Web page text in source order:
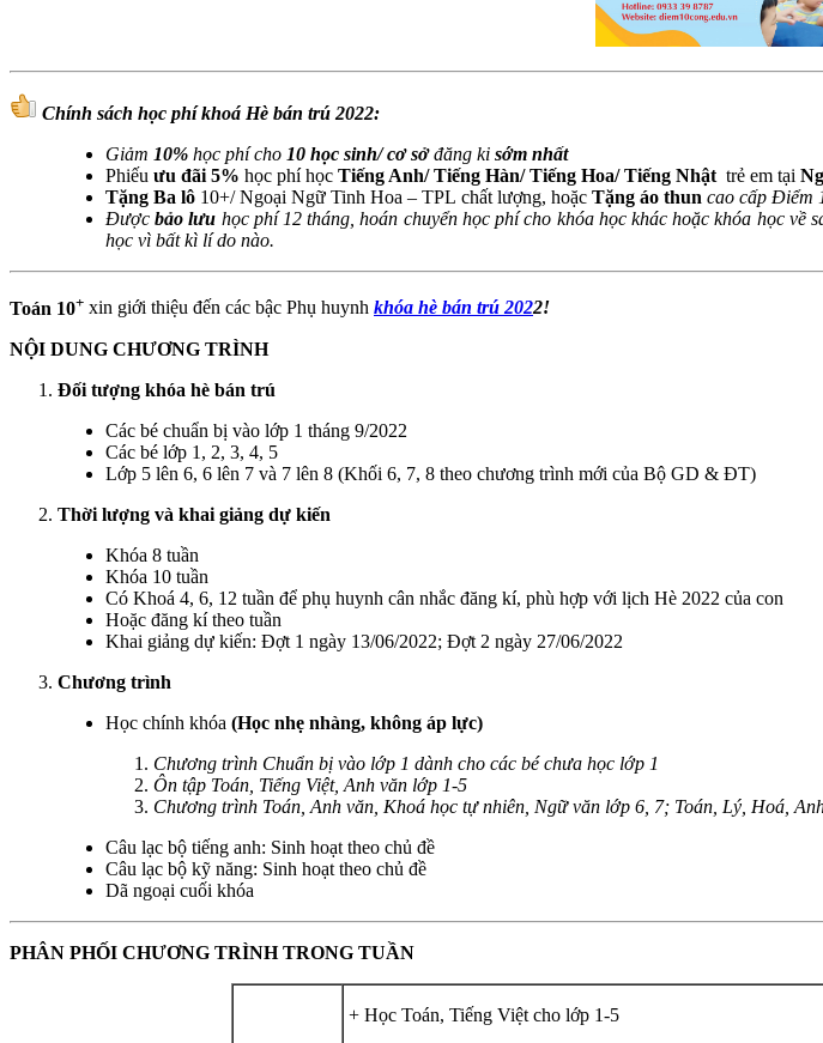
Chính sách học phí khoá Hè bán trú 2022:
Giảm 10% học phí cho 10 học sinh/ cơ sởđăng ki sớm nhất
Phiếu ưu đãi 5% học phí học Tiếng Anh/ Tiếng Hàn/ Tiếng Hoa/ Tiếng Nhật trẻ em tại
Tặng Ba lô 10+/ Ngoại Ngữ Tinh Hoa – TPL chất lượng, hoặc Tặng áo thun cao cấp Điểm
Đượcbảo lưu học phí 12 tháng, hoán chuyển học phí cho khóa học khác hoặc khóa học
học vì bất kì lí do nào.
Toán 10+ xin giới thiệu đến các bậc Phụ huynh khóa hè bán trú​ 2022!
NỘI DUNG CHƯƠNG TRÌNH
Đối tượng khóa hè bán trú
Các bé chuẩn bị vào lớp 1 tháng 9/2022
Các bé lớp 1, 2, 3, 4, 5
Lớp 5 lên 6, 6 lên 7 và 7 lên 8 (Khối 6, 7, 8 theo chương trình mới của Bộ GD & ĐT)
Thời lượng và khai giảng dự kiến
Khóa 8 tuần
Khóa 10 tuần
Có Khoá 4, 6, 12 tuần để phụ huynh cân nhắc đăng kí, phù hợp với lịch Hè 2022 của con
Hoặc đăng kí theo tuần
Khai giảng dự kiến: Đợt 1 ngày 13/06/2022; Đợt 2 ngày 27/06/2022
Chương trình
Học chính khóa (Học nhẹ nhàng, không áp lực)
Chương trình Chuẩn bị vào lớp 1 dành cho các bé chưa học lớp 1
Ôn tập Toán, Tiếng Việt, Anh văn lớp 1-5
Chương trình Toán, Anh văn, Khoá học tự nhiên, Ngữ văn lớp 6, 7; Toán, Lý, Hoá,
Câu lạc bộ tiếng anh: Sinh hoạt theo chủ đề
Câu lạc bộ kỹ năng: Sinh hoạt theo chủ đề
Dã ngoại cuối khóa
PHÂN PHỐI CHƯƠNG TRÌNH TRONG TUẦN
+ Học Toán, Tiếng Việt cho lớp 1-5